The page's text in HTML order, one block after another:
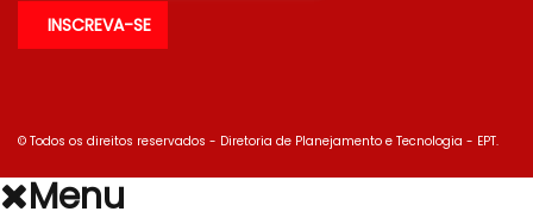
© Todos os direitos reservados - Diretoria de Planejamento e Tecnologia - EPT.
Menu